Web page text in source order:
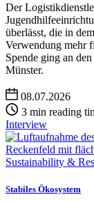
Der
überlässt, die in
Verwendung mehr
Spende ging an
Münster.
08.07.2026
3 min reading
Interview
Sustainability &
Stabiles Ökosystem